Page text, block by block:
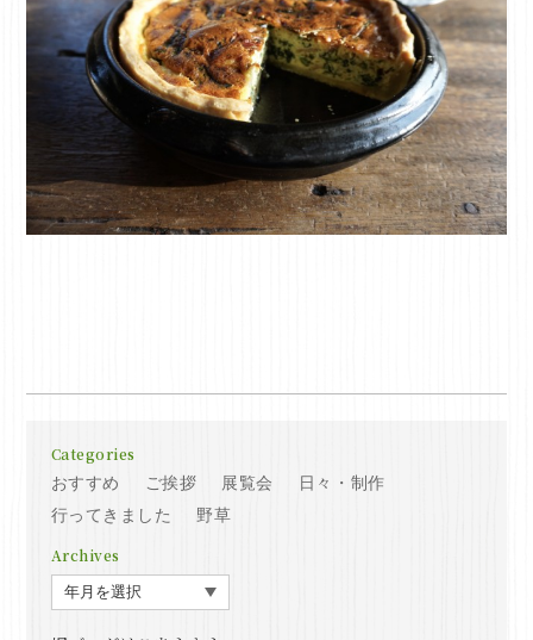
Categories
おすすめ ご挨拶 展覧会
日々・制作
行ってきました
野草
Archives